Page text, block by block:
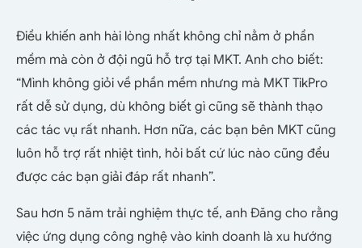
Điều khiến anh hài lòng nhất không chỉ nằm ở phần
mềm mà còn ở đội ngũ hỗ trợ tại MKT. Anh cho biết:
“Mình không giỏi về phần mềm nhưng mà MKT TikPro
rất dễ sử dụng, dù không biết gì cũng sẽ thành thạo
các tác vụ rất nhanh. Hơn nữa, các bạn bên MKT cũng
luôn hỗ trợ rất nhiệt tình, hỏi bất cứ lúc nào cũng đều
được các bạn giải đáp rất nhanh”.
Sau hơn 5 năm trải nghiệm thực tế, anh Đăng cho rằng
việc ứng dụng công nghệ vào kinh doanh là xu hướng